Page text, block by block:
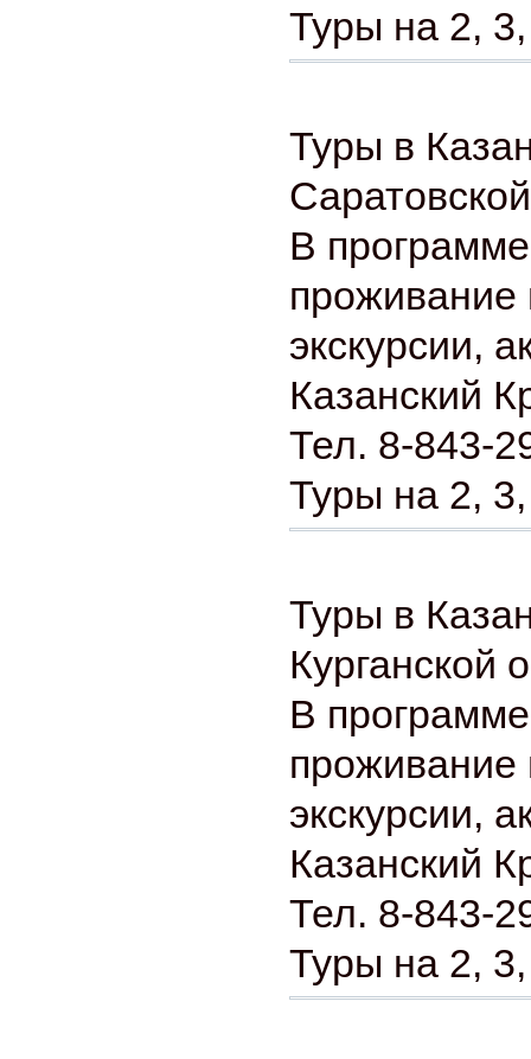
Туры на 2,
Туры в
В
проживание
экскурсии,
Казанский
Тел. 8-843-
Туры на 2,
Туры в
Курганской
В
проживание
экскурсии,
Казанский
Тел. 8-843-
Туры на 2,